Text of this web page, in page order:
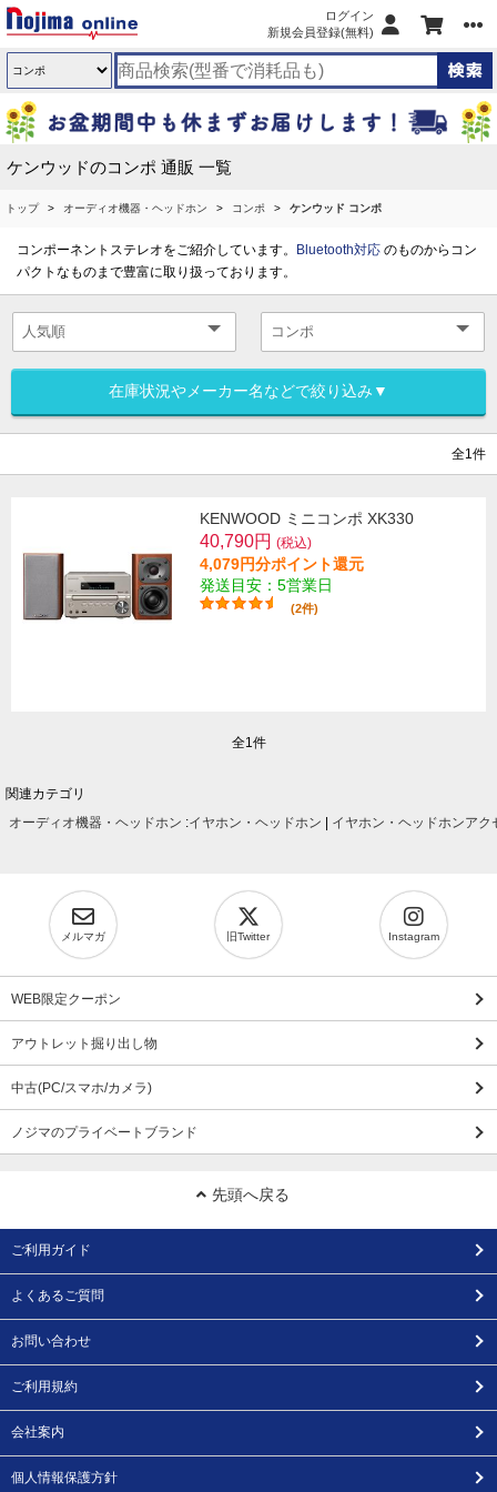
ログイン
新規会員登録(無料)
ケンウッドのコンポ 通販 一覧
トップ オーディオ機器・ヘッドホン コンポ ケンウッド コンポ
コンポーネントステレオをご紹介しています。 Bluetooth対応 のものからコン
パクトなものまで豊富に取り扱っております。
在庫状況やメーカー名などで絞り込み▼
全1件
KENWOOD ミニコンポ XK330
40,790円 (税込)
4,079円分ポイント還元
発送目安：5営業日
(2件)
全1件
関連カテゴリ
オーディオ機器・ヘッドホン :イヤホン・ヘッドホン イヤホン・ヘッドホンアク
メルマガ 旧Twitter Instagram
WEB限定クーポン
アウトレット掘り出し物
中古(PC/スマホ/カメラ)
ノジマのプライベートブランド
先頭へ戻る
ご利用ガイド
よくあるご質問
お問い合わせ
ご利用規約
会社案内
個人情報保護方針